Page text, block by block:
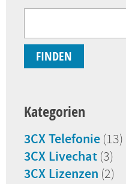
Kategorien
3CX Telefonie (13)
3CX Livechat (3)
3CX Lizenzen (2)